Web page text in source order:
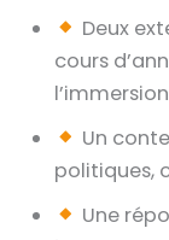
Deux
cours
l’immersion
Un
politiques,
Une